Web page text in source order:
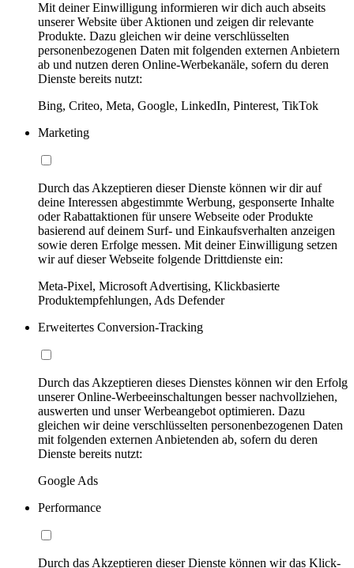
Mit deiner Einwilligung informieren wir dich auch abseits
unserer Website über Aktionen und zeigen dir relevante
Produkte. Dazu gleichen wir deine verschlüsselten
personenbezogenen Daten mit folgenden externen Anbietern
ab und nutzen deren Online-Werbekanäle, sofern du deren
Dienste bereits nutzt:
Bing, Criteo, Meta, Google, LinkedIn, Pinterest, TikTok
Marketing
Durch das Akzeptieren dieser Dienste können wir dir auf
deine Interessen abgestimmte Werbung, gesponserte Inhalte
oder Rabattaktionen für unsere Webseite oder Produkte
basierend auf deinem Surf- und Einkaufsverhalten anzeigen
sowie deren Erfolge messen. Mit deiner Einwilligung setzen
wir auf dieser Webseite folgende Drittdienste ein:
Meta-Pixel, Microsoft Advertising, Klickbasierte
Produktempfehlungen, Ads Defender
Erweitertes Conversion-Tracking
Durch das Akzeptieren dieses Dienstes können wir den Erfolg
unserer Online-Werbeeinschaltungen besser nachvollziehen,
auswerten und unser Werbeangebot optimieren. Dazu
gleichen wir deine verschlüsselten personenbezogenen Daten
mit folgenden externen Anbietenden ab, sofern du deren
Dienste bereits nutzt:
Google Ads
Performance
Durch das Akzeptieren dieser Dienste können wir das Klick-